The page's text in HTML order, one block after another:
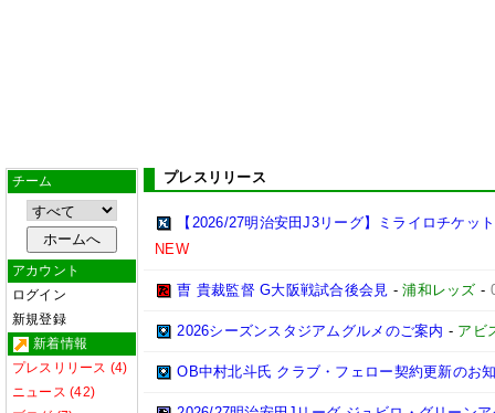
チーム
アカウント
ログイン
新規登録
新着情報
プレスリリース (4)
ニュース (42)
プレスリリース
【2026/27明治安田J3リーグ】ミライロチケッ
NEW
曺 貴裁監督 G大阪戦試合後会見 -浦和レッズ -
2026シーズンスタジアムグルメのご案内 - アビ
OB中村北斗氏 クラブ・フェロー契約更新のお